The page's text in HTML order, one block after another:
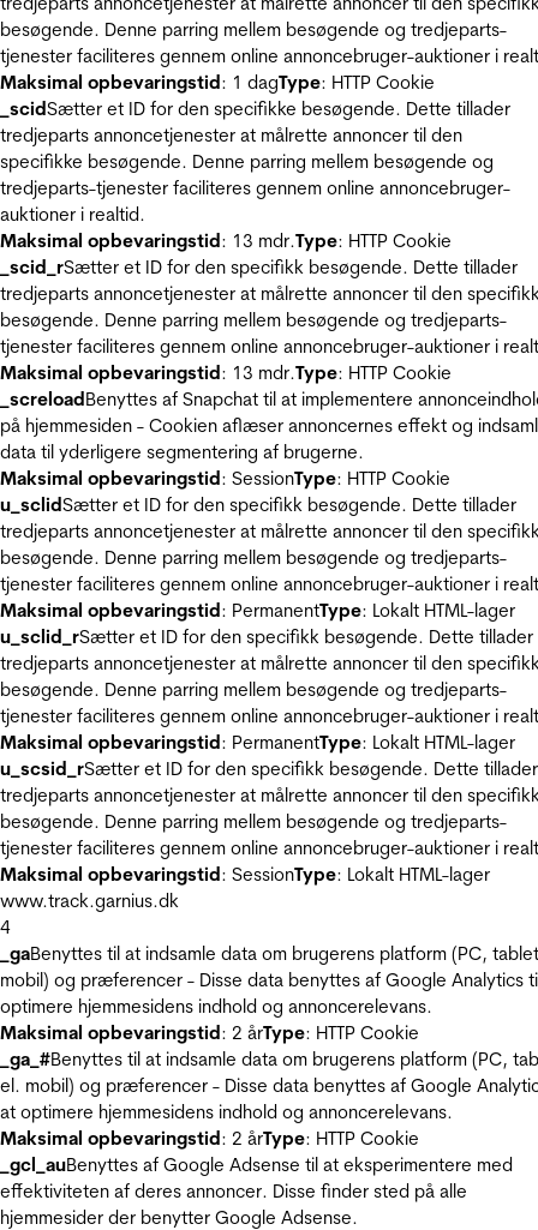
besøgende. Denne parring mellem besøgende og tredjeparts-
tjenester faciliteres gennem online annoncebruger-auktioner i
Maksimal opbevaringstid: 1 dagType: HTTP Cookie
_scidSætter et ID for den specifikke besøgende. Dette tillader
tredjeparts annoncetjenester at målrette annoncer til den
specifikke besøgende. Denne parring mellem besøgende og
tredjeparts-tjenester faciliteres gennem online annoncebruger-
auktioner i realtid.
Maksimal opbevaringstid: 13 mdr.Type: HTTP Cookie
_scid_rSætter et ID for den specifikk besøgende. Dette tillader
tredjeparts annoncetjenester at målrette annoncer til den
besøgende. Denne parring mellem besøgende og tredjeparts-
tjenester faciliteres gennem online annoncebruger-auktioner i
Maksimal opbevaringstid: 13 mdr.Type: HTTP Cookie
_screloadBenyttes af Snapchat til at implementere
på hjemmesiden - Cookien aflæser annoncernes effekt og
data til yderligere segmentering af brugerne.
Maksimal opbevaringstid: SessionType: HTTP Cookie
u_sclidSætter et ID for den specifikk besøgende. Dette tillader
tredjeparts annoncetjenester at målrette annoncer til den
besøgende. Denne parring mellem besøgende og tredjeparts-
tjenester faciliteres gennem online annoncebruger-auktioner i
Maksimal opbevaringstid: PermanentType: Lokalt HTML-lager
u_sclid_rSætter et ID for den specifikk besøgende. Dette tillader
tredjeparts annoncetjenester at målrette annoncer til den
besøgende. Denne parring mellem besøgende og tredjeparts-
tjenester faciliteres gennem online annoncebruger-auktioner i
Maksimal opbevaringstid: PermanentType: Lokalt HTML-lager
u_scsid_rSætter et ID for den specifikk besøgende. Dette tillader
tredjeparts annoncetjenester at målrette annoncer til den
besøgende. Denne parring mellem besøgende og tredjeparts-
tjenester faciliteres gennem online annoncebruger-auktioner i
Maksimal opbevaringstid: SessionType: Lokalt HTML-lager
www.track.garnius.dk
4
_gaBenyttes til at indsamle data om brugerens platform (PC,
mobil) og præferencer - Disse data benyttes af Google Analytics
optimere hjemmesidens indhold og annoncerelevans.
Maksimal opbevaringstid: 2 årType: HTTP Cookie
_ga_#Benyttes til at indsamle data om brugerens platform (PC,
el. mobil) og præferencer - Disse data benyttes af Google
at optimere hjemmesidens indhold og annoncerelevans.
Maksimal opbevaringstid: 2 årType: HTTP Cookie
_gcl_auBenyttes af Google Adsense til at eksperimentere med
effektiviteten af deres annoncer. Disse finder sted på alle
hjemmesider der benytter Google Adsense.